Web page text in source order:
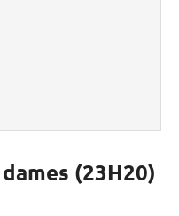
(23H20)